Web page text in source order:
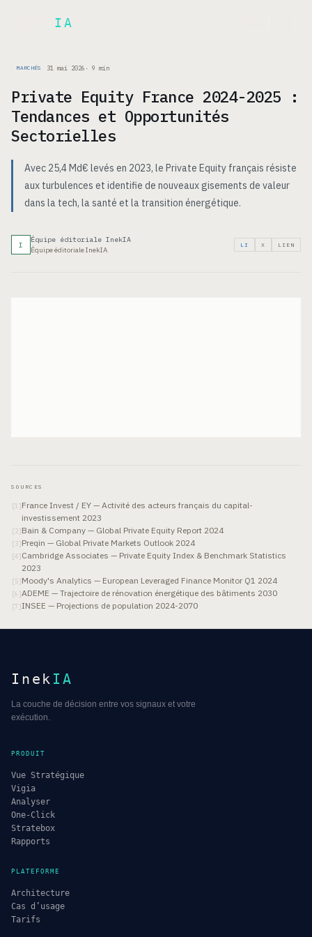
IA
MARCHÉS 31 mai 2026 · 9 min
Private Equity France 2024-2025 :
Tendances et Opportunités
Sectorielles
Avec 25,4 Md€ levés en 2023, le Private Equity français résiste
aux turbulences et identifie de nouveaux gisements de valeur
dans la tech, la santé et la transition énergétique.
I
Équipe éditoriale InekIA
Équipe éditoriale InekIA
LI X LIEN
SOURCES
[1 ]France Invest / EY — Activité des acteurs français du capital-
investissement 2023
[2]Bain & Company — Global Private Equity Report 2024
[ 3]Preqin — Global Private Markets Outlook 2024
[4 ]Cambridge Associates — Private Equity Index & Benchmark Statistics
2023
[5]Moody's Analytics — European Leveraged Finance Monitor Q1 2024
[6 ]ADEME — Trajectoire de rénovation énergétique des bâtiments 2030
[7 ]INSEE — Projections de population 2024-2070
Inek IA
La couche de décision entre vos signaux et votre
exécution.
PRODUIT
Vue Stratégique
Vigia
Analyser
One-Click
Stratebox
Rapports
PLATEFORME
Architecture
Cas d’usage
Tarifs